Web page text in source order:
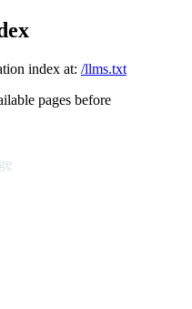
index at: /llms.txt
pages before